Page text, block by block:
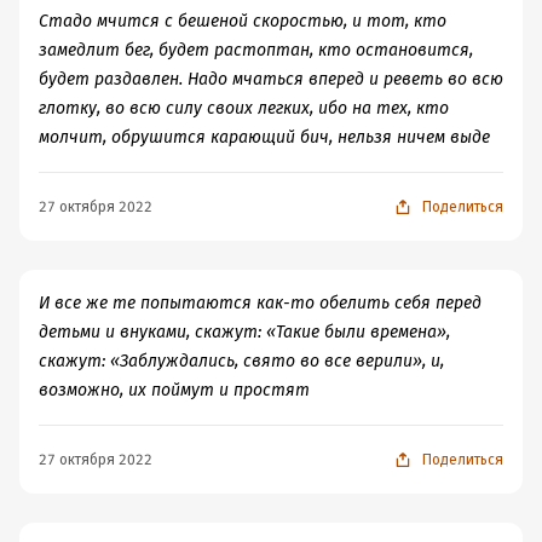
и такие люди находились! Как много у нас в стране
было таких людей (а вы, господа, одного Сталина
ругаете)... Как умело он мог подбирать кадры под стать
задачам... А потом на них находились другие такие же
кадры. Одни мерзавцы уничтожают других. Меня
от репрессий людей надо отнять тех, кто сам эти
Панкратов, значительно меньше. Пауки в банке едят
друг друга. А ты в банку не лезь. Увеличь шансы на
выживание. Ох и грязное это дело - политика.
Сталин - больной человек был, это факт. Не могу не
мною книги Захар Прилепин - Есенин. Обещая встречу
Стадо мчится с бешеной скоростью, и тот, кто
замедлит бег, будет растоптан, кто остановится,
будет раздавлен. Надо мчаться вперед и реветь во всю
глотку, во всю силу своих легких, ибо на тех, кто
молчит, обрушится карающий бич, нельзя ничем выде
27 октября 2022 Поделиться
И все же те попытаются как-то обелить себя перед
детьми и внуками, скажут: «Такие были времена»,
скажут: «Заблуждались, свято во все верили», и,
возможно, их поймут и простят
27 октября 2022 Поделиться